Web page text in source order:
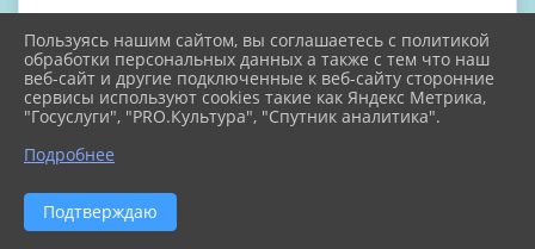
Пользуясь нашим сайтом, вы соглашаетесь с политикой
обработки персональных данных а также с тем что наш
веб-сайт и другие подключенные к веб-сайту сторонние
сервисы используют cookies такие как Яндекс Метрика,
"Госуслуги", "PRO.Культура", "Спутник аналитика".
Подробнее
Подтверждаю